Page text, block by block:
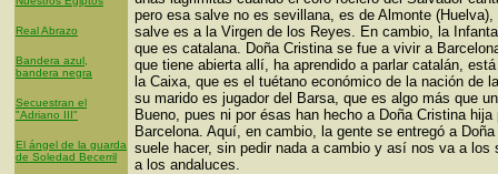
Real Abrazo
Bandera azul,
bandera negra
Secuestran el
"Adriano III"
El ángel de la guarda
de Soledad Becerril
pero esa salve no es sevillana, es de Almonte (Huelva),
salve es a la Virgen de los Reyes. En cambio, la
que es catalana. Doña Cristina se fue a vivir a
que tiene abierta allí, ha aprendido a parlar catalán,
la Caixa, que es el tuétano económico de la nación de
su marido es jugador del Barsa, que es algo más que
Bueno, pues ni por ésas han hecho a Doña Cristina hija
Barcelona. Aquí, en cambio, la gente se entregó a
suele hacer, sin pedir nada a cambio y así nos va a los
a los andaluces.